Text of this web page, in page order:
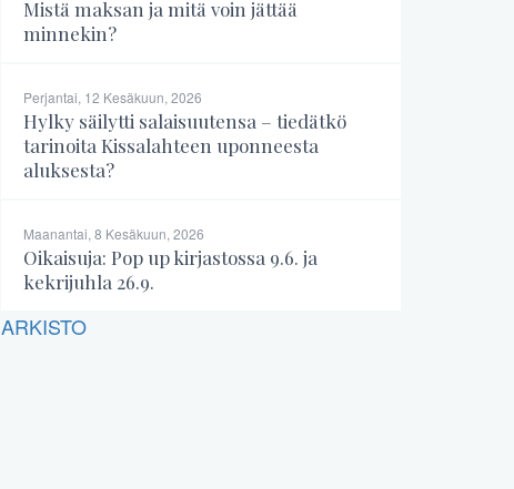
Mistä maksan ja mitä voin jättää
minnekin?
Perjantai, 12 Kesäkuun, 2026
Hylky säilytti salaisuutensa – tiedätkö
tarinoita Kissalahteen uponneesta
aluksesta?
Maanantai, 8 Kesäkuun, 2026
Oikaisuja: Pop up kirjastossa 9.6. ja
kekrijuhla 26.9.
ARKISTO